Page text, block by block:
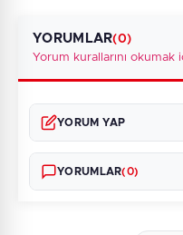
YORUMLAR(0)
Yorum kurallarını okumak
YORUM YAP
YORUMLAR(0)